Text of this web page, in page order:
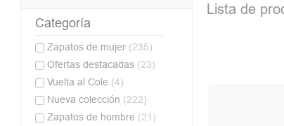
Categoría
Zapatos de mujer (235)
Ofertas destacadas (23)
Vuelta al Cole (4)
Nueva colección (222)
Zapatos de hombre (21)
Lista de